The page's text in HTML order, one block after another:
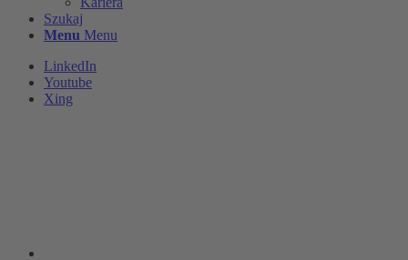
Szukaj
Menu Menu
LinkedIn
Youtube
Xing